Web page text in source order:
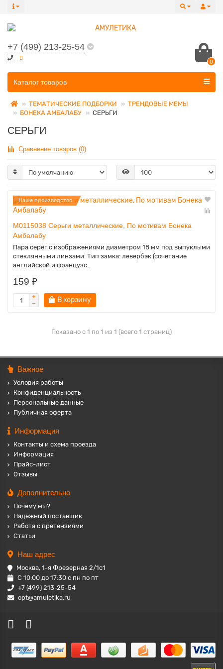
+7 (499) 213-25-54
0
Все категории
Каталог товаров
ТЕМАТИЧЕСКИЕ ПОДБОРКИ
ТРЕНДОВЫЕ МЕМЫ
БОНЕКА АМБАЛАБУ
СЕРЬГИ
СЕРЬГИ
Сравнение товаров (0)
Наше производство
M0115038 Серьги металлические, По мотивам Бонека
Амбалабу
Пара серёг с изображениями диаметром 18 мм под выпуклыми
стеклянными линзами. Тип замка: левербэк (сочетание
английской и французс..
159 ₽
В корзину
Показано с 1 по 1 из 1 (всего 1 страниц)
Важное
Условия работы
Конфиденциальность
Персональные данные
Публичная оферта
Информация
Контакты и схема проезда
Информация
Прайс-лист
Отзывы
Дополнительно
Почему мы?
Надёжный поставщик
Работа с претензиями
Статьи
Наш адрес
Москва, 1-я Фрезерная 2/1с1
С 10:00 до 17:30 с пн по пт
+7 (499) 213-25-54
opt@amuletika.ru